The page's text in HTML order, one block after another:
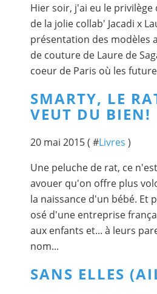
Hier soir, j'ai eu le
de la jolie collab' Jacadi x
présentation des modèles
de couture de Laure de
coeur de Paris où les
SMARTY, LE
VEUT DU BIEN!
20 mai 2015 ( #Livres )
Une peluche de rat, ce
avouer qu'on offre plus
la naissance d'un bébé. Et
osé d'une entreprise
aux enfants et... à leurs
nom...
SANS ELLES